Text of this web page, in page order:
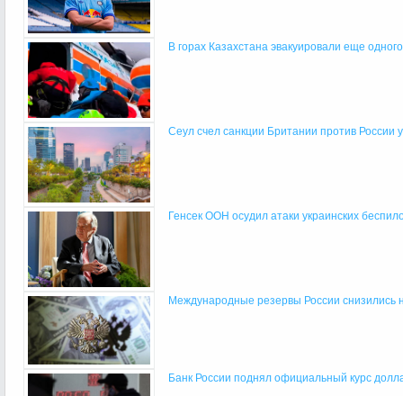
В горах Казахстана эвакуировали еще
Сеул счел санкции Британии против России
Генсек ООН осудил атаки украинских
Международные резервы России снизились
Банк России поднял официальный курс